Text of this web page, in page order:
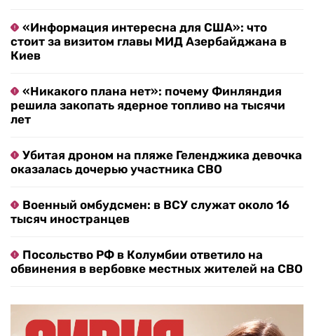
«Информация интересна для США»: что
стоит за визитом главы МИД Азербайджана в
Киев
«Никакого плана нет»: почему Финляндия
решила закопать ядерное топливо на тысячи
лет
Убитая дроном на пляже Геленджика девочка
оказалась дочерью участника СВО
Военный омбудсмен: в ВСУ служат около 16
тысяч иностранцев
Посольство РФ в Колумбии ответило на
обвинения в вербовке местных жителей на СВО